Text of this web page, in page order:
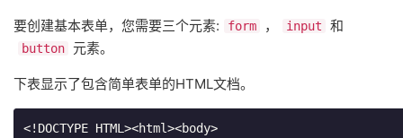
要创建基本表单，您需要三个元素: form ， input 和
button 元素。
下表显示了包含简单表单的HTML文档。
<!DOCTYPE HTML><html><body>